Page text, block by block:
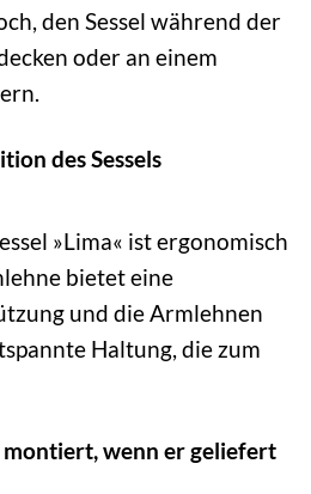
den Sessel während der
oder an einem
des Sessels
»Lima« ist ergonomisch
bietet eine
und die Armlehnen
Haltung, die zum
montiert, wenn er geliefert